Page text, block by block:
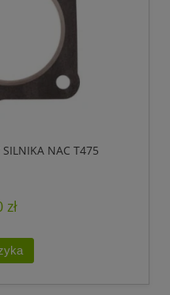
SILNIKA NAC T475
zł